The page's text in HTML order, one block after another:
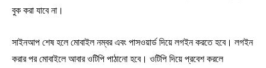
বুক করা যাবে না।
সাইনআপ শেষ হলে মোবাইল নম্বর এবং পাসওয়ার্ড দিয়ে লগইন করতে হবে। লগইন
করার পর মোবাইলে আবার ওটিপি পাঠানো হবে। ওটিপি দিয়ে প্রবেশ করলে